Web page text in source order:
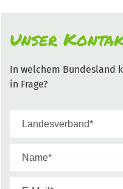
Unser
In welchem Bundesland
in Frage?